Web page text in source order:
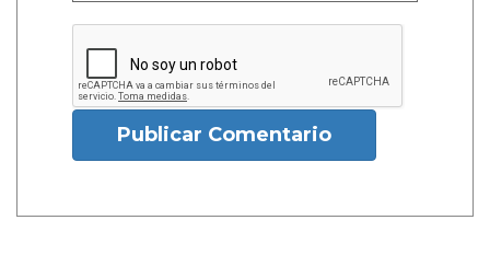
Publicar Comentario